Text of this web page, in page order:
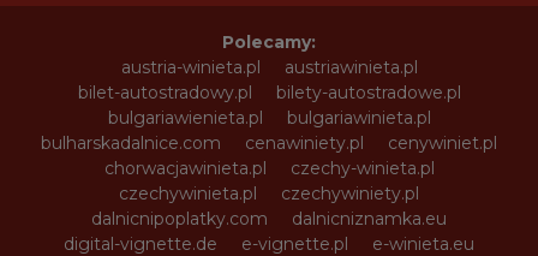
Polecamy:
austria-winieta.pl
austriawinieta.pl
bilet-autostradowy.pl
bilety-autostradowe.pl
bulgariawienieta.pl
bulgariawinieta.pl
bulharskadalnice.com
cenawiniety.pl
cenywiniet.pl
chorwacjawinieta.pl
czechy-winieta.pl
czechywinieta.pl
czechywiniety.pl
dalnicnipoplatky.com
dalnicniznamka.eu
digital-vignette.de
e-vignette.pl
e-winieta.eu